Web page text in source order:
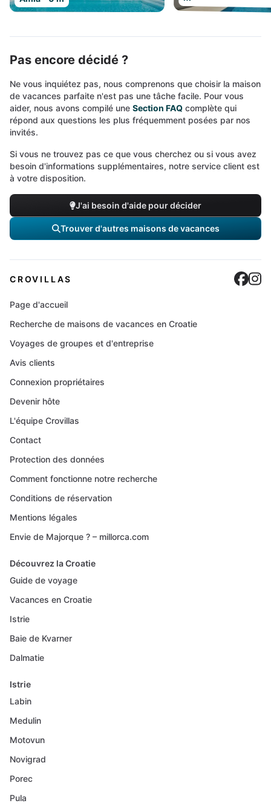
Pas encore décidé ?
Ne vous inquiétez pas, nous comprenons que choisir la maison
de vacances parfaite n'est pas une tâche facile. Pour vous
aider, nous avons compilé une Section FAQ complète qui
répond aux questions les plus fréquemment posées par nos
invités.
Si vous ne trouvez pas ce que vous cherchez ou si vous avez
besoin d'informations supplémentaires, notre service client est
à votre disposition.
J'ai besoin d'aide pour décider
Trouver d'autres maisons de vacances
CROVILLAS
Page d'accueil
Recherche de maisons de vacances en Croatie
Voyages de groupes et d'entreprise
Avis clients
Connexion propriétaires
Devenir hôte
L'équipe Crovillas
Contact
Protection des données
Comment fonctionne notre recherche
Conditions de réservation
Mentions légales
Envie de Majorque ? – millorca.com
Découvrez la Croatie
Guide de voyage
Vacances en Croatie
Istrie
Baie de Kvarner
Dalmatie
Istrie
Labin
Medulin
Motovun
Novigrad
Porec
Pula